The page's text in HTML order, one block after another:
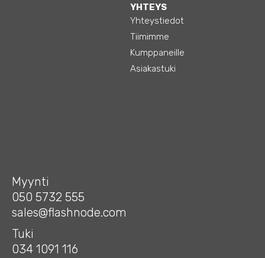
YHTEYS
Yhteystiedot
Tiimimme
Kumppaneille
Asiakastuki
Myynti
050 5732 555
sales@flashnode.com
Tuki
034 1091 116